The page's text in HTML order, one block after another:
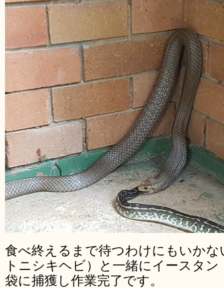
食べ終えるまで待つわけにもいか
トニシキヘビ）と一緒にイースタ
袋に捕獲し作業完了です。